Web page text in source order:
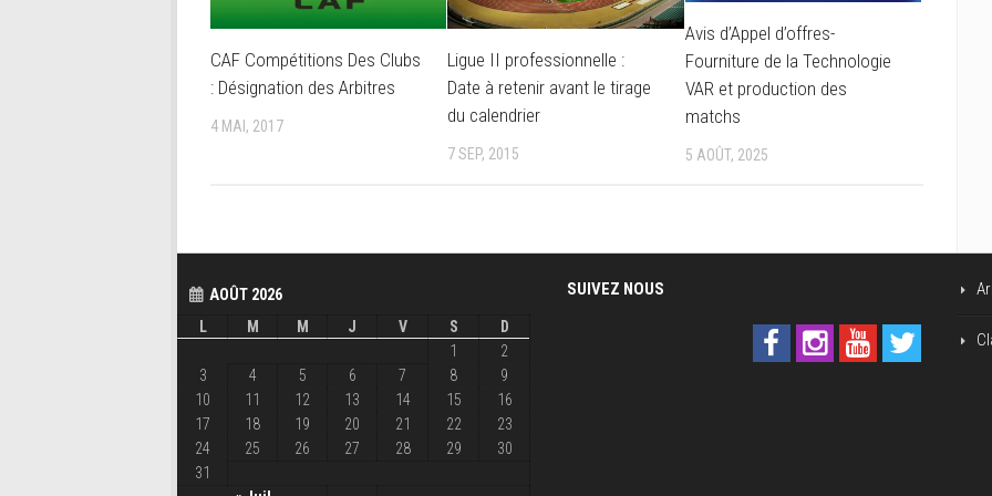
CAF Compétitions Des Clubs
: Désignation des Arbitres
4 MAI, 2017
Ligue II professionnelle :
Date à retenir avant le tirage
du calendrier
7 SEP, 2015
Avis d’Appel d’offres-
Fourniture de la Technologie
VAR et production des
matchs
5 AOÛT, 2025
AOÛT 2026
L
M M J V S D
1
2
3
4 5 6 7 8
9
10
11 12 13 14 15
16
17
18 19 20 21 22
23
24
25 26 27 28 29
30
31
SUIVEZ NOUS